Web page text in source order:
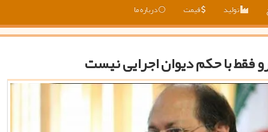
تولید قیمت درباره ما
فقط با حكم دیوان اجرایی نیست